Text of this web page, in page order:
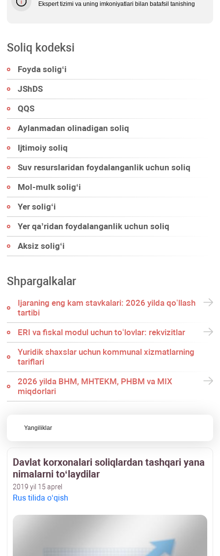
Ekspert tizimi va uning imkoniyatlari bilan batafsil tanishing
Soliq kodeksi
Foyda soligʻi
JShDS
QQS
Aylanmadan olinadigan soliq
Ijtimoiy soliq
Suv resurslaridan foydalanganlik uchun soliq
Mol-mulk soligʻi
Yer soligʻi
Yer qa’ridan foydalanganlik uchun soliq
Aksiz soligʻi
Shpargalkalar
Ijaraning eng kam stavkalari: 2026 yilda qoʻllash
tartibi
ERI va fiskal modul uchun toʻlovlar: rekvizitlar
Yuridik shaхslar uchun kommunal хizmatlarning
tariflari
2026 yilda BHM, MHTEKM, PHBM va MIX
miqdorlari
Yangiliklar
Davlat korхonalari soliqlardan tashqari yana
nimalarni toʻlaydilar
2019 yil 15 aprel
Rus tilida oʻqish